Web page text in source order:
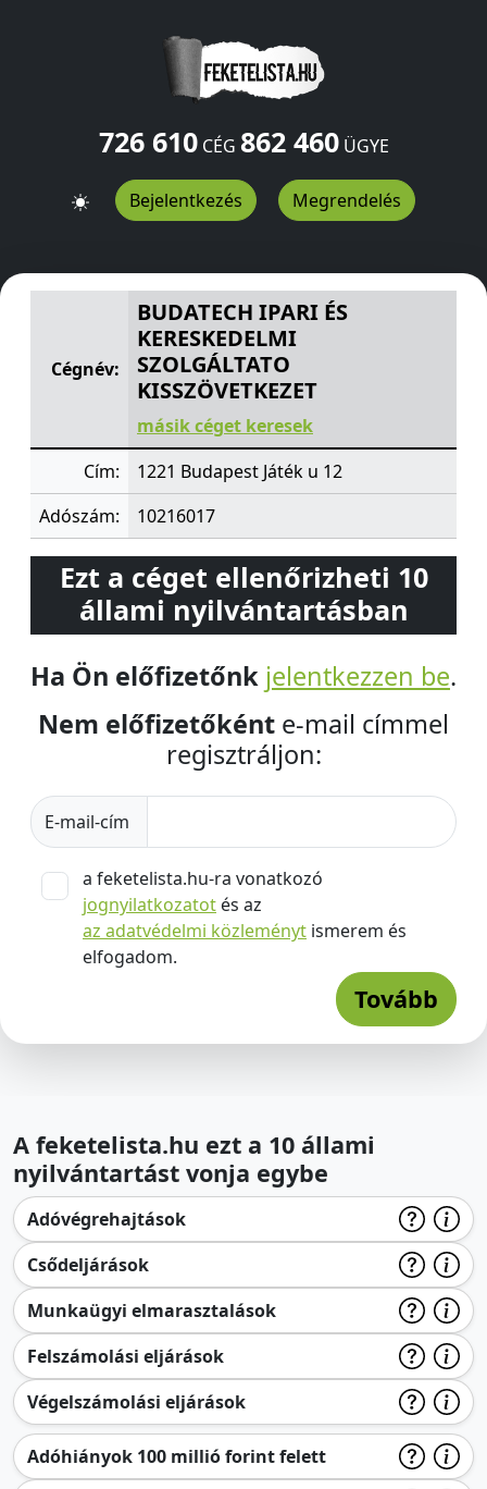
726 610CÉG 862 460ÜGYE
Bejelentkezés Megrendelés
BUDATECH IPARI ÉS KERESKEDELMI SZOLGÁLTATO
Cégnév:
BUDATECH IPARI ÉS
KERESKEDELMI
SZOLGÁLTATO
KISSZÖVETKEZET
másik céget keresek
Cím:
1221 Budapest Játék u 12
Adószám:
10216017
Ezt a céget ellenőrizheti 10
állami nyilvántartásban
Ha Ön előfizetőnk jelentkezzen be.
Nem előfizetőként e-mail címmel
regisztráljon:
E-mail-cím
a feketelista.hu-ra vonatkozó
jognyilatkozatot és az
az adatvédelmi közleményt ismerem és
elfogadom.
Tovább
A feketelista.hu ezt a 10 állami
nyilvántartást vonja egybe
Adóvégrehajtások
Csődeljárások
Munkaügyi elmarasztalások
Felszámolási eljárások
Végelszámolási eljárások
Adóhiányok 100 millió forint felett